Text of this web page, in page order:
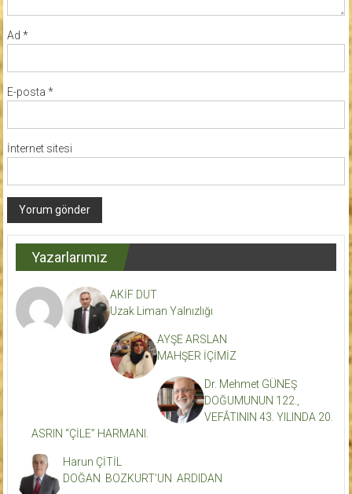
Ad *
E-posta *
İnternet sitesi
Yazarlarımız
AKİF DUT
Uzak Liman Yalnızlığı
AYŞE ARSLAN
MAHŞER İÇİMİZ
Dr. Mehmet GÜNEŞ
DOĞUMUNUN 122.,
VEFÂTININ 43. YILINDA 20.
ASRIN “ÇİLE” HARMANI.
Harun ÇİTİL
DOĞAN BOZKURT’UN ARDIDAN